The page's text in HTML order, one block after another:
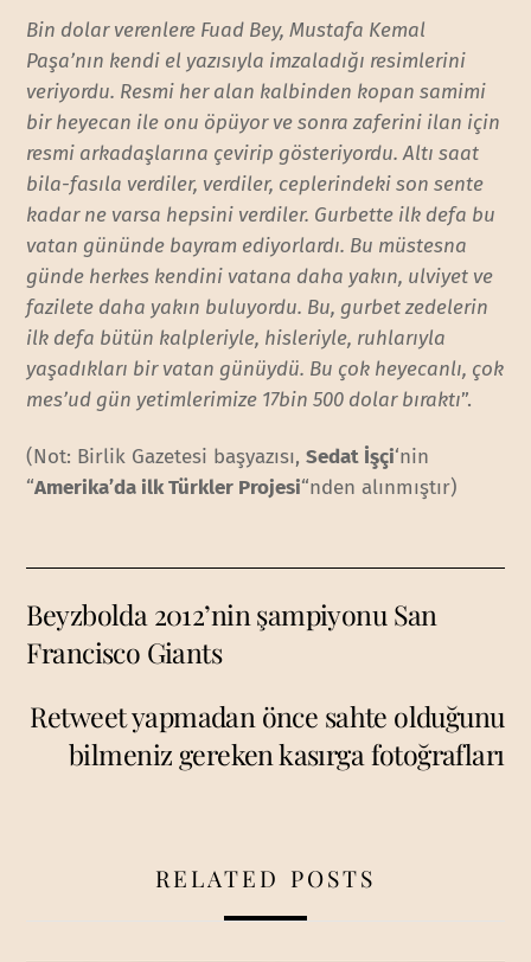
Bin dolar verenlere Fuad Bey, Mustafa Kemal
Paşa’nın kendi el yazısıyla imzaladığı resimlerini
veriyordu. Resmi her alan kalbinden kopan samimi
bir heyecan ile onu öpüyor ve sonra zaferini ilan için
resmi arkadaşlarına çevirip gösteriyordu. Altı saat
bila-fasıla verdiler, verdiler, ceplerindeki son sente
kadar ne varsa hepsini verdiler. Gurbette ilk defa bu
vatan gününde bayram ediyorlardı. Bu müstesna
günde herkes kendini vatana daha yakın, ulviyet ve
fazilete daha yakın buluyordu. Bu, gurbet zedelerin
ilk defa bütün kalpleriyle, hisleriyle, ruhlarıyla
yaşadıkları bir vatan günüydü. Bu çok heyecanlı, çok
mes’ud gün yetimlerimize 17bin 500 dolar bıraktı”.
(Not: Birlik Gazetesi başyazısı,Sedat İşçi‘nin
“Amerika’da ilk Türkler Projesi“nden alınmıştır)
Beyzbolda 2012’nin şampiyonu San
Francisco Giants
Retweet yapmadan önce sahte olduğunu
bilmeniz gereken kasırga fotoğrafları
RELATED POSTS